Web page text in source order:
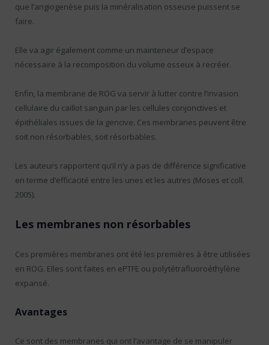
que l’angiogenèse puis la minéralisation osseuse puissent se
faire.
Elle va agir également comme un mainteneur d’espace
nécessaire à la recomposition du volume osseux à recréer.
Enfin, la membrane de ROG va servir à lutter contre l’invasion
cellulaire du caillot sanguin par les cellules conjonctives et
épithéliales issues de la gencive. Ces membranes peuvent être
soit non résorbables, soit résorbables.
Les auteurs rapportent qu’il n’y a pas de différence significative
en terme d’efficacité entre les unes et les autres (Moses et coll.
2005).
Les membranes non résorbables
Ces premières membranes ont été les premières à être utilisées
en ROG. Elles sont faites en ePTFE ou polytétrafluoroéthylène
expansé.
Avantages
Ce sont des membranes qui ont l’avantage de se manipuler